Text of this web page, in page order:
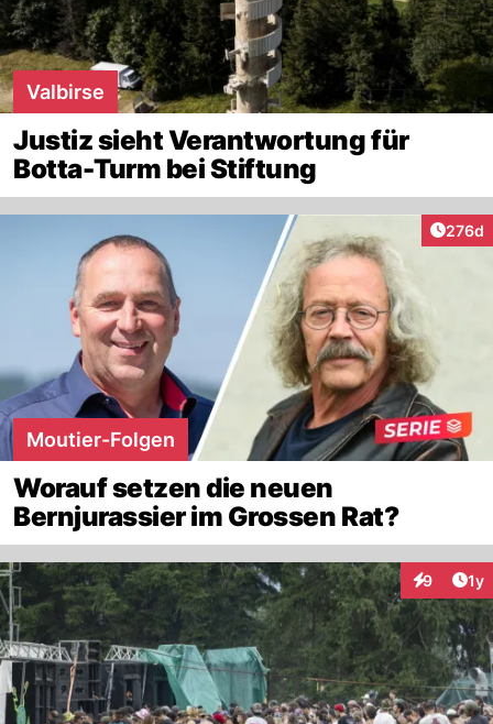
Valbirse
Justiz sieht Verantwortung für
Botta-Turm bei Stiftung
276d
Moutier-Folgen
Worauf setzen die neuen
Bernjurassier im Grossen Rat?
9 1y